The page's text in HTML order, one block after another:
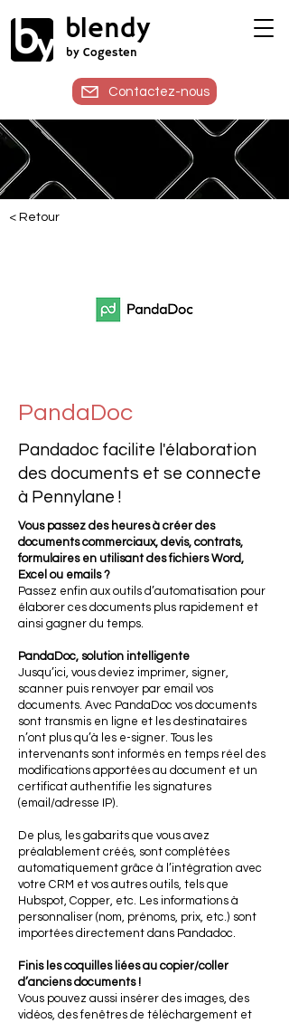
blendy
by Cogesten
Contactez-nous
< Retour
PandaDoc
Pandadoc facilite l'élaboration
des documents et se connecte
à Pennylane !
Vous passez des heures à créer des
documents commerciaux, devis, contrats,
formulaires en utilisant des fichiers Word,
Excel ou emails ?
Passez enfin aux outils d’automatisation pour
élaborer ces documents plus rapidement et
ainsi gagner du temps.
PandaDoc, solution intelligente
Jusqu’ici, vous deviez imprimer, signer,
scanner puis renvoyer par email vos
documents. Avec PandaDoc vos documents
sont transmis en ligne et les destinataires
n’ont plus qu’à les e-signer. Tous les
intervenants sont informés en temps réel des
modifications apportées au document et un
certificat authentifie les signatures
(email/adresse IP).
De plus, les gabarits que vous avez
préalablement créés, sont complétées
automatiquement grâce à l’intégration avec
votre CRM et vos autres outils, tels que
Hubspot, Copper, etc. Les informations à
personnaliser (nom, prénoms, prix, etc.) sont
importées directement dans Pandadoc.
Finis les coquilles liées au copier/coller
d’anciens documents !
Vous pouvez aussi insérer des images, des
vidéos, des fenêtres de téléchargement et